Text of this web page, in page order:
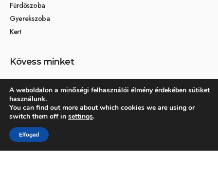
Fürdőszoba
Gyerekszoba
Kert
Kövess minket
Társoldalak
Otthon és dekoráció
Kertikék kertmagazin
A weboldalon a minőségi felhasználói élmény érdekében sütiket
használunk.
You can find out more about which cookies we are using or
switch them off in settings.
Elfogad